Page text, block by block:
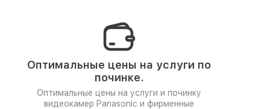
Оптимальные цены на услуги по
починке.
Оптимальные цены на услуги и починку
видеокамер Panasonic и фирменные